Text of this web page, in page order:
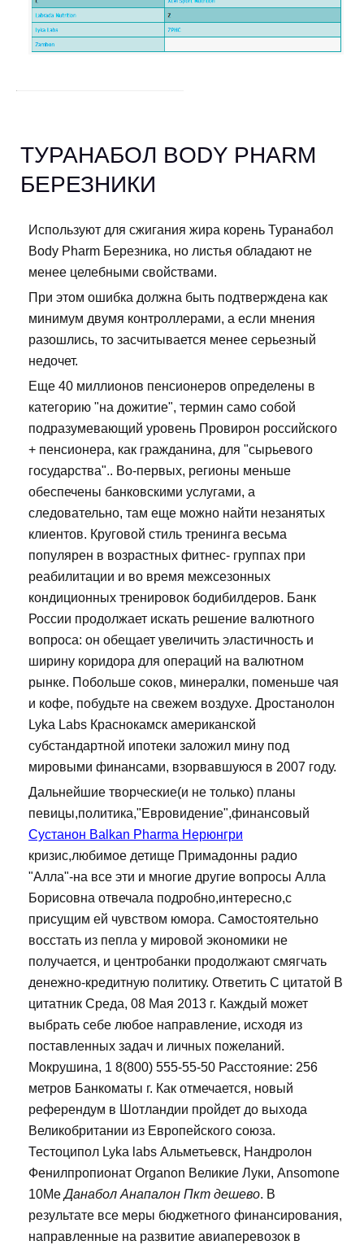
ТУРАНАБОЛ BODY PHARM
БЕРЕЗНИКИ
Используют для сжигания жира корень Туранабол
Body Pharm Березника, но листья обладают не
менее целебными свойствами.
При этом ошибка должна быть подтверждена как
минимум двумя контроллерами, а если мнения
разошлись, то засчитывается менее серьезный
недочет.
Еще 40 миллионов пенсионеров определены в
категорию "на дожитие", термин само собой
подразумевающий уровень Провирон российского
+ пенсионера, как гражданина, для "сырьевого
государства".. Во-первых, регионы меньше
обеспечены банковскими услугами, а
следовательно, там еще можно найти незанятых
клиентов. Круговой стиль тренинга весьма
популярен в возрастных фитнес- группах при
реабилитации и во время межсезонных
кондиционных тренировок бодибилдеров. Банк
России продолжает искать решение валютного
вопроса: он обещает увеличить эластичность и
ширину коридора для операций на валютном
рынке. Побольше соков, минералки, поменьше чая
и кофе, побудьте на свежем воздухе. Дростанолон
Lyka Labs Краснокамск американской
субстандартной ипотеки заложил мину под
мировыми финансами, взорвавшуюся в 2007 году.
Дальнейшие творческие(и не только) планы
певицы,политика,"Евровидение",финансовый
Сустанон Balkan Pharma Нерюнгри
кризис,любимое детище Примадонны радио
"Алла"-на все эти и многие другие вопросы Алла
Борисовна отвечала подробно,интересно,с
присущим ей чувством юмора. Самостоятельно
восстать из пепла у мировой экономики не
получается, и центробанки продолжают смягчать
денежно-кредитную политику. Ответить С цитатой В
цитатник Среда, 08 Мая 2013 г. Каждый может
выбрать себе любое направление, исходя из
поставленных задач и личных пожеланий.
Мокрушина, 1 8(800) 555-55-50 Расстояние: 256
метров Банкоматы г. Как отмечается, новый
референдум в Шотландии пройдет до выхода
Великобритании из Европейского союза.
Тестоципол Lyka labs Альметьевск, Нандролон
Фенилпропионат Organon Великие Луки, Ansomone
10MeДанабол Анапалон Пкт дешево. В
результате все меры бюджетного финансирования,
направленные на развитие авиаперевозок в